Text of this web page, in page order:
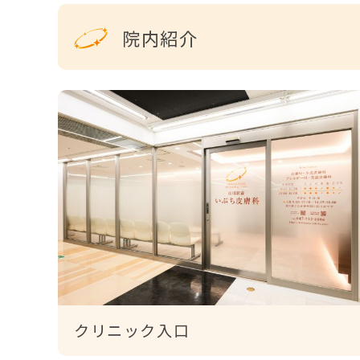
院内紹介
クリニック入口